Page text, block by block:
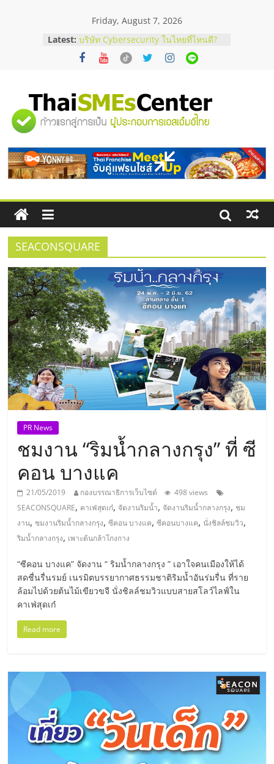
Friday, August 7, 2026
Latest: บริษัท Cybersecurity ในไทยที่ไหนดี?
วิธีเลือกผู้ให้บริการให้คุ้มค่าและตอบ
โจทย์ธุรกิจ
สัมมนาออนไลน์ โอกาสบริหารสถานี
บริการน้ำมัน Shell
สัมมนาลงทุน แฟรนไชส์ยอนนี่
ไชส์ ครั้งที่ 8
ร้านเครื่องเสียงคุณภาพสูง พร้อม
โซลูชันระบบภาพและเสียง
"ศูนย์
รวม
ข้อมูล
ธุรกิจ
SME
แห่ง
ประเทศไทย,
ThaiSMEsCenter,
รวม
ธุรกิจ
เอ
ส
เอ็
มอี
ไทย,
SMEs,
รน
ไชส์,
SEACONSQUARE
PR News
ชมงาน “ริมน้ำกลางกรุง” ที่ ซี
คอน บางแค
21/05/2019 กองบรรณาธิการเว็บไซต์
498 views
SEACONSQUARE, คาเฟ่สุดเก๋, จัดงานริมน้ำ, จัดงานริมน้ำกลางกรุง, ชม
งาน, ชมงานริมน้ำกลางกรุง,ซีคอน บางแค,ซีคอนบางแค,นั่งชิลล์ชมวิว,
ริมน้ำกลางกรุง, เพาะต้นกล้าโกงกาง
“ซีคอน บางแค” จัดงาน “ ริมน้ำกลางกรุง ” เอาใจคนเมืองให้ได้
สดชื่นรื่นรมย์ เนรมิตบรรยากาศธรรมชาติริมน้ำอันร่มรื่น ที่ราย
ล้อมไปด้วยต้นไม้เขียวขจี นั่งชิลล์ชมวิวแบบสายสโลว์ไลฟ์ใน
คาเฟ่สุดเก๋
Read more